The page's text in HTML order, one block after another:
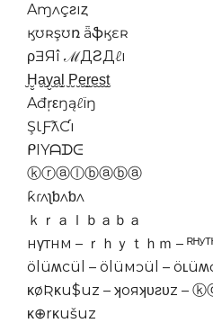
Aɱʌçƨıȥ
ӄʊʀşʊռ ǟֆӄɛʀ
ρƎЯî ℳДƧДℓı
̮Ḫ̮a̮̮y̮̮a̮̮l̮ ̮P̮̮e̮̮r̮̮e̮̮s̮̮t̮
Ađŗεŋąℓïŋ
ŞƖƑƛƇı
ᑭIYᗩᗪᕮ
ⓚⓡⓐⓛⓑⓐⓑⓐ
ƙɾʌʅƅʌƅʌ
ｋｒａｌｂａｂａ
нγтнм – ｒｈｙｔｈｍ –
ölüʍcül – ölüмɔül –
κøƦκu$uz – ʞoяʞυƨυz
κ⊕rκušuz